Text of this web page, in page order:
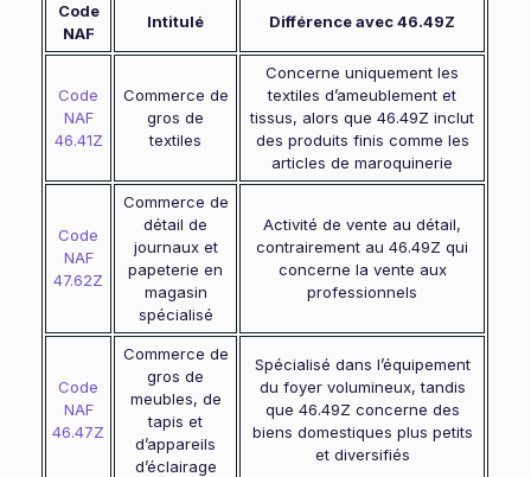
Code
NAF
Intitulé Différence avec 46.49Z
Code
NAF
46.41Z
Commerce de
gros de
textiles
Concerne uniquement les
textiles d’ameublement et
tissus, alors que 46.49Z inclut
des produits finis comme les
articles de maroquinerie
Code
NAF
47.62Z
Commerce de
détail de
journaux et
papeterie en
magasin
spécialisé
Activité de vente au détail,
contrairement au 46.49Z qui
concerne la vente aux
professionnels
Code
NAF
46.47Z
Commerce de
gros de
meubles, de
tapis et
d’appareils
d’éclairage
Spécialisé dans l’équipement
du foyer volumineux, tandis
que 46.49Z concerne des
biens domestiques plus petits
et diversifiés